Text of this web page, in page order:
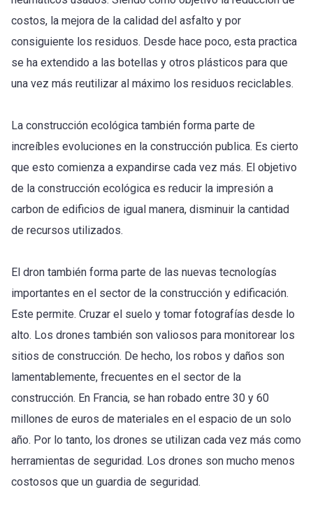
costos, la mejora de la calidad del asfalto y por
consiguiente los residuos. Desde hace poco, esta practica
se ha extendido a las botellas y otros plásticos para que
una vez más reutilizar al máximo los residuos reciclables.
La construcción ecológica también forma parte de
increíbles evoluciones en la construcción publica. Es cierto
que esto comienza a expandirse cada vez más. El objetivo
de la construcción ecológica es reducir la impresión a
carbon de edificios de igual manera, disminuir la cantidad
de recursos utilizados.
El dron también forma parte de las nuevas tecnologías
importantes en el sector de la construcción y edificación.
Este permite. Cruzar el suelo y tomar fotografías desde lo
alto. Los drones también son valiosos para monitorear los
sitios de construcción. De hecho, los robos y daños son
lamentablemente, frecuentes en el sector de la
construcción. En Francia, se han robado entre 30 y 60
millones de euros de materiales en el espacio de un solo
año. Por lo tanto, los drones se utilizan cada vez más como
herramientas de seguridad. Los drones son mucho menos
costosos que un guardia de seguridad.